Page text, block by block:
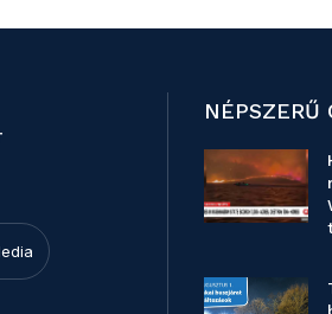
NÉPSZERŰ